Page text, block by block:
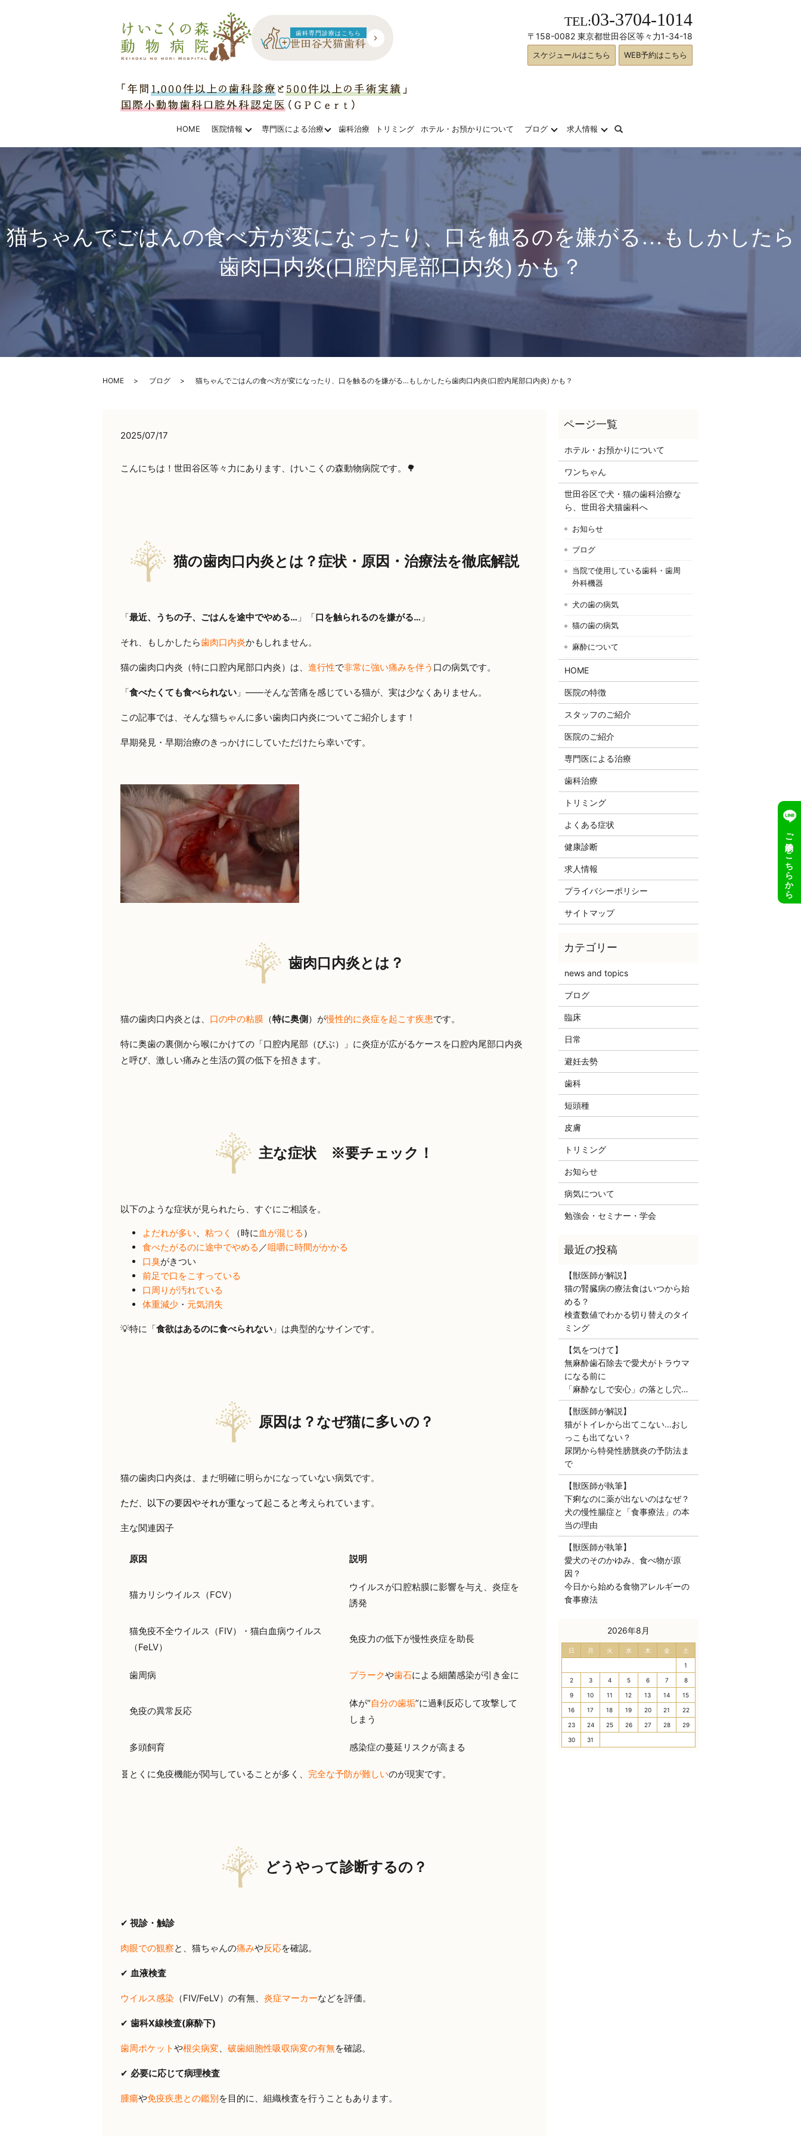
歯科専門診療はこちら
TEL:03-3704-1014
〒158-0082 東京都世田谷区等々力1-34-18
スケジュールはこちら WEB予約はこちら
HOME 医院情報 専門医による治療 歯科治療 トリミング ホテル・お預かりについて ブログ 求人情報
猫ちゃんでごはんの食べ方が変になったり、口を触るのを嫌がる…もしかしたら
歯肉口内炎(口腔内尾部口内炎) かも？
HOME ブログ 猫ちゃんでごはんの食べ方が変になったり、口を触るのを嫌がる…もしかしたら歯肉口内炎(口腔内尾部口内炎) かも？
2025/07/17
こんにちは！世田谷区等々力にあります、けいこくの森動物病院です。🌳
猫の歯肉口内炎とは？症状・原因・治療法を徹底解説
「最近、うちの子、ごはんを途中でやめる… 」「口を触られるのを嫌がる… 」
それ、もしかしたら歯肉口内炎かもしれません。
猫の歯肉口内炎（特に口腔内尾部口内炎）は、 進行性で非常に強い痛みを伴う 口の病気です。
「食べたくても食べられない」――そんな苦痛を感じている猫が、実は少なくありません。
この記事では、そんな猫ちゃんに多い歯肉口内炎についてご紹介します！
早期発見・早期治療のきっかけにしていただけたら幸いです。
歯肉口内炎とは？
猫の歯肉口内炎とは、 口の中の粘膜（特に奥側 ）が慢性的に炎症を起こす疾患です。
特に奥歯の裏側から喉にかけての「口腔内尾部（びぶ）」に炎症が広がるケースを口腔内尾部口内炎
と呼び、激しい痛みと生活の質の低下を招きます。
主な症状 ※要チェック！
以下のような症状が見られたら、すぐにご相談を。
よだれが多い、粘つく （時に血が混じる ）
食べたがるのに途中でやめる ／咀嚼に時間がかかる
口臭がきつい
前足で口をこすっている
口周りが汚れている
体重減少 ・ 元気消失
💡特に「食欲はあるのに食べられない」は典型的なサインです。
原因は？なぜ猫に多いの？
猫の歯肉口内炎は、まだ明確に明らかになっていない病気です。
ただ、以下の要因やそれが重なって起こる と考えられています。
主な関連因子
原因 説明
猫カリシウイルス（FCV）
ウイルスが口腔粘膜に影響を与え、炎症を
誘発
猫免疫不全ウイルス（FIV）・猫白血病ウイルス
（FeLV）
免疫力の低下が慢性炎症を助長
歯周病 プラークや歯石による細菌感染が引き金に
免疫の異常反応
体が“自分の歯垢”に過剰反応して攻撃して
しまう
多頭飼育 感染症の蔓延リスクが高まる
🧬とくに免疫機能が関与していることが多く、 完全な予防が難しいのが現実です。
どうやって診断するの？
✔ 視診・触診
肉眼での観察と、猫ちゃんの痛みや反応を確認。
✔ 血液検査
ウイルス感染 （FIV/FeLV）の有無、 炎症マーカーなどを評価。
✔ 歯科X線検査(麻酔下)
歯周ポケットや根尖病変、 破歯細胞性吸収病変の有無を確認。
✔ 必要に応じて病理検査
腫瘍や免疫疾患との鑑別を目的に、組織検査を行うこともあります。
ホテル・お預かりについて
ワンちゃん
世田谷区で犬・猫の歯科治療な
ら、世田谷犬猫歯科へ
お知らせ
ブログ
当院で使用している歯科・歯周
外科機器
犬の歯の病気
猫の歯の病気
麻酔について
HOME
医院の特徴
スタッフのご紹介
医院のご紹介
専門医による治療
歯科治療
トリミング
よくある症状
健康診断
求人情報
プライバシーポリシー
サイトマップ
news and topics
ブログ
臨床
日常
避妊去勢
歯科
短頭種
皮膚
トリミング
お知らせ
病気について
勉強会・セミナー・学会
【獣医師が解説】
猫の腎臓病の療法食はいつから始
める？
検査数値でわかる切り替えのタイ
ミング
【気をつけて】
無麻酔歯石除去で愛犬がトラウマ
になる前に
「麻酔なしで安心」の落とし穴…
【獣医師が解説】
猫がトイレから出てこない…おし
っこも出てない？
尿閉から特発性膀胱炎の予防法ま
で
【獣医師が執筆】
下痢なのに薬が出ないのはなぜ？
犬の慢性腸症と「食事療法」の本
当の理由
【獣医師が執筆】
愛犬のそのかゆみ、食べ物が原
因？
今日から始める食物アレルギーの
食事療法
2026年8月
日 月 火 水 木 金 土
1
2 3 4 5 6 7 8
9 10 11 12 13 14 15
16 17 18 19 20 21 22
23 24 25 26 27 28 29
30 31
ご予約はこちらから